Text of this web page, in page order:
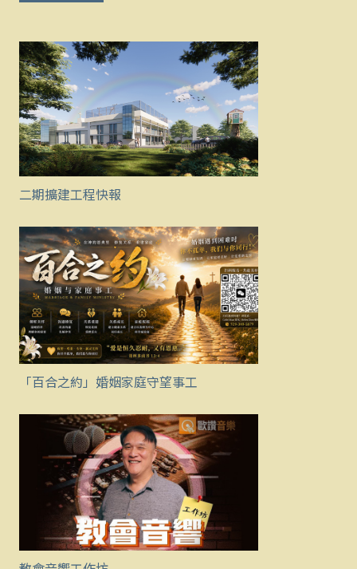
二期擴建工程快報
「百合之約」婚姻家庭守望事工